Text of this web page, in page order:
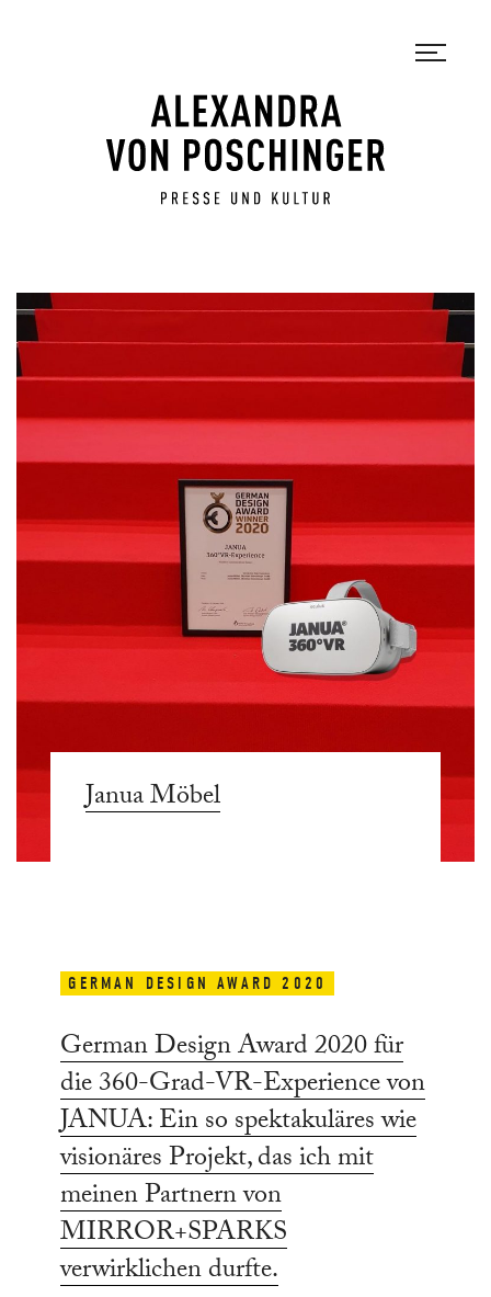
Janua Möbel
GERMAN DESIGN AWARD 2020
German Design Award 2020 für
die 360-Grad-VR-Experience von
JANUA: Ein so spektakuläres wie
visionäres Projekt, das ich mit
meinen Partnern von
MIRROR+SPARKS
verwirklichen durfte.